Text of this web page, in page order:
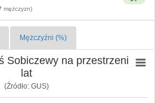
mężczyzn)
Mężczyźni (%)
Sobiczewy na przestrzeni
lat
(Źródło: GUS)